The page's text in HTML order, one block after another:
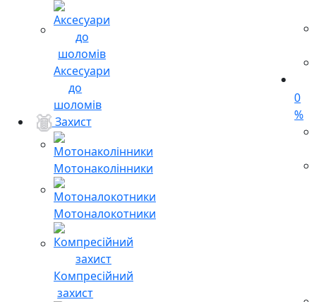
Аксесуари
до
шоломів
Захист
Мотонаколінники
Мотоналокотники
Компресійний
захист
0
%